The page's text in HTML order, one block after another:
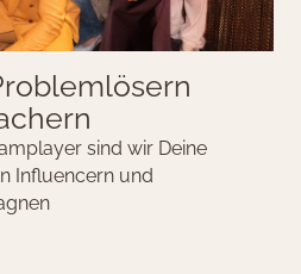
roblemlösern
chern
sind wir Deine
Influencern und